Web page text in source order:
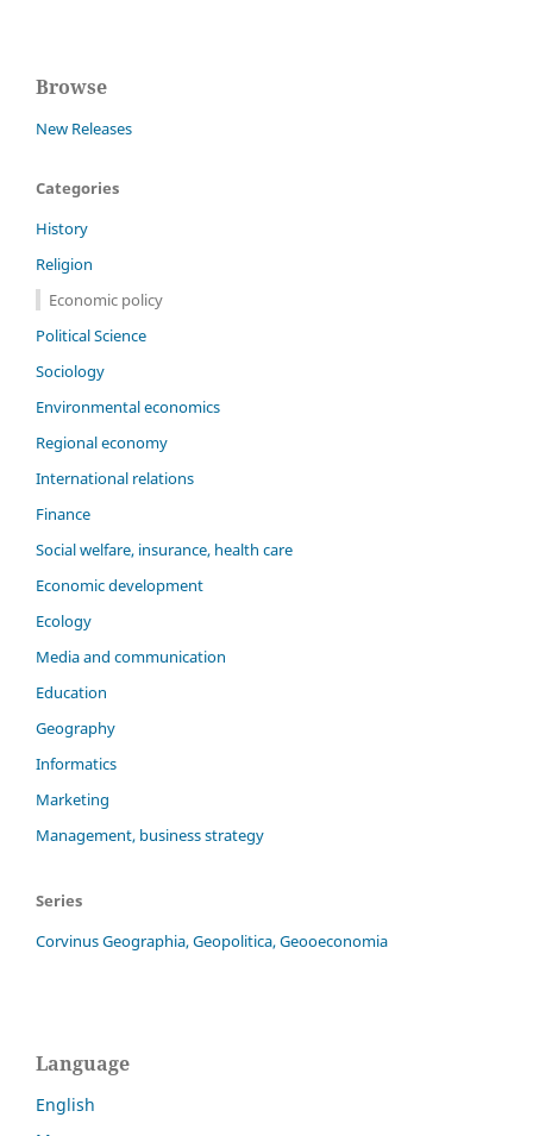
Browse
New Releases
Categories
History
Religion
Economic policy
Political Science
Sociology
Environmental economics
Regional economy
International relations
Finance
Social welfare, insurance, health care
Economic development
Ecology
Media and communication
Education
Geography
Informatics
Marketing
Management, business strategy
Series
Corvinus Geographia, Geopolitica, Geooeconomia
Language
English